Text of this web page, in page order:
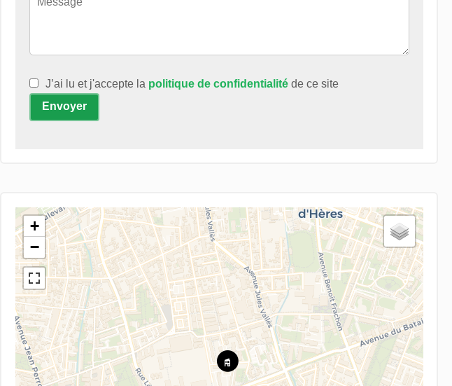
J’ai lu et j'accepte la politique de confidentialitéde ce site
Envoyer
+
−